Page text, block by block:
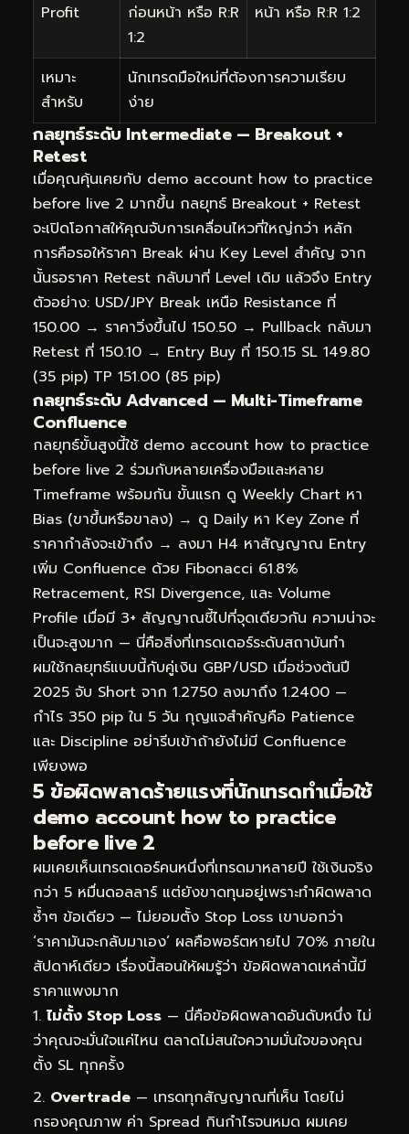
Profit
ก่อนหน้า หรือ R:R
1:2
หน้า หรือ R:R 1:2
เหมาะ
สำหรับ
นักเทรดมือใหม่ที่ต้องการความเรียบ
ง่าย
กลยุทธ์ระดับ Intermediate — Breakout +
Retest
เมื่อคุณคุ้นเคยกับ demo account how to practice
before live 2 มากขึ้น กลยุทธ์ Breakout + Retest
จะเปิดโอกาสให้คุณจับการเคลื่อนไหวที่ใหญ่กว่า หลัก
การคือรอให้ราคา Break ผ่าน Key Level สำคัญ จาก
นั้นรอราคา Retest กลับมาที่ Level เดิม แล้วจึง Entry
ตัวอย่าง: USD/JPY Break เหนือ Resistance ที่
150.00 → ราคาวิ่งขึ้นไป 150.50 → Pullback กลับมา
Retest ที่ 150.10 → Entry Buy ที่ 150.15 SL 149.80
(35 pip) TP 151.00 (85 pip)
กลยุทธ์ระดับ Advanced — Multi-Timeframe
Confluence
กลยุทธ์ขั้นสูงนี้ใช้ demo account how to practice
before live 2 ร่วมกับหลายเครื่องมือและหลาย
Timeframe พร้อมกัน ขั้นแรก ดู Weekly Chart หา
Bias (ขาขึ้นหรือขาลง) → ดู Daily หา Key Zone ที่
ราคากำลังจะเข้าถึง → ลงมา H4 หาสัญญาณ Entry
เพิ่ม Confluence ด้วย Fibonacci 61.8%
Retracement, RSI Divergence, และ Volume
Profile เมื่อมี 3+ สัญญาณชี้ไปที่จุดเดียวกัน ความน่าจะ
เป็นจะสูงมาก — นี่คือสิ่งที่เทรดเดอร์ระดับสถาบันทำ
ผมใช้กลยุทธ์แบบนี้กับคู่เงิน GBP/USD เมื่อช่วงต้นปี
2025 จับ Short จาก 1.2750 ลงมาถึง 1.2400 —
กำไร 350 pip ใน 5 วัน กุญแจสำคัญคือ Patience
และ Discipline อย่ารีบเข้าถ้ายังไม่มี Confluence
เพียงพอ
5 ข้อผิดพลาดร้ายแรงที่นักเทรดทำเมื่อใช้
demo account how to practice
before live 2
ผมเคยเห็นเทรดเดอร์คนหนึ่งที่เทรดมาหลายปี ใช้เงินจริง
กว่า 5 หมื่นดอลลาร์ แต่ยังขาดทุนอยู่เพราะทำผิดพลาด
ซ้ำๆ ข้อเดียว — ไม่ยอมตั้ง Stop Loss เขาบอกว่า
‘ราคามันจะกลับมาเอง’ ผลคือพอร์ตหายไป 70% ภายใน
สัปดาห์เดียว เรื่องนี้สอนให้ผมรู้ว่า ข้อผิดพลาดเหล่านี้มี
ราคาแพงมาก
ไม่ตั้ง Stop Loss — นี่คือข้อผิดพลาดอันดับหนึ่ง ไม่
ว่าคุณจะมั่นใจแค่ไหน ตลาดไม่สนใจความมั่นใจของคุณ
ตั้ง SL ทุกครั้ง
Overtrade — เทรดทุกสัญญาณที่เห็น โดยไม่
กรองคุณภาพ ค่า Spread กินกำไรจนหมด ผมเคย